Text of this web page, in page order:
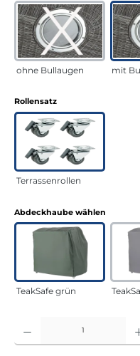
ohne Bullaugen mit
Rollensatzauswählen
Terrassenrollen
Abdeckhaube wählen
TeakSafe grün
Produkt Anzahl: Gib den